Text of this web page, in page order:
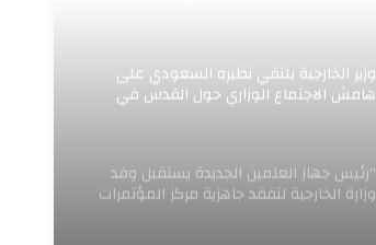
وزير الخارجية يلتقي نظيره السعودي على
هامش الاجتماع الوزاري حول القدس في
“رئيس جهاز العلمين الجديدة يستقبل وفد
وزارة الخارجية لتفقد جاهزية مركز المؤتمرات